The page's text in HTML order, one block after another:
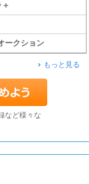
ークション
もっと見る
など様々な